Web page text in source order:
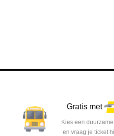
Gratis met
Kies een
en vraag je ticket